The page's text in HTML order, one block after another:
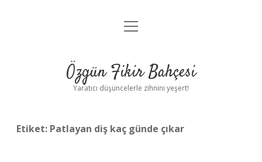
Anasayfa
Yasal Uyarı
menüyü
Özgün Fikir Bahçesi
Yaratıcı düşüncelerle zihnini yeşert!
Etiket: Patlayan diş kaç günde çıkar